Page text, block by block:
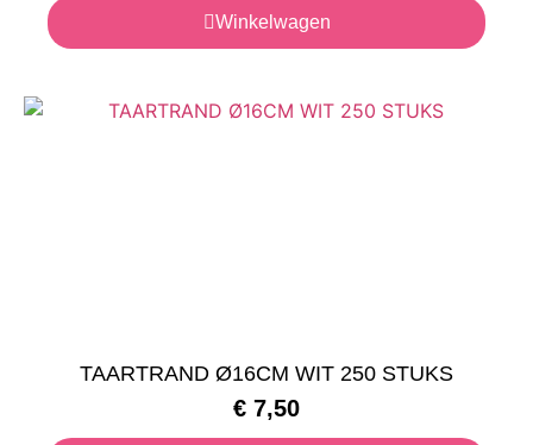
Winkelwagen
TAARTRAND Ø16CM WIT 250 STUKS
€ 7,50